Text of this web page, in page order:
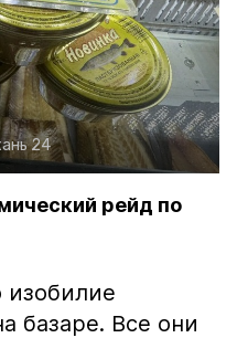
24
рейд по
изобилие
базаре. Все они